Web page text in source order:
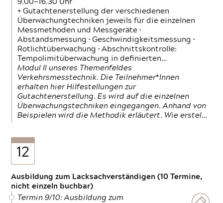
9.00—16.30 Uhr
+ Gutachtenerstellung der verschiedenen
Überwachungtechniken jeweils für die einzelnen
Messmethoden und Messgeräte •
Abstandsmessung • Geschwindigkeitsmessung •
Rotlichtüberwachung • Abschnittskontrolle:
Tempolimitüberwachung in definierten…
Modul II unseres Themenfeldes
Verkehrsmesstechnik. Die Teilnehmer*Innen
erhalten hier Hilfestellungen zur
Gutachtenerstellung. Es wird auf die einzelnen
Überwachungstechniken eingegangen. Anhand von
Beispielen wird die Methodik erläutert. Wie erstel…
12
Ausbildung zum Lacksachverständigen (10 Termine,
nicht einzeln buchbar)
Termin 9/10: Ausbildung zum